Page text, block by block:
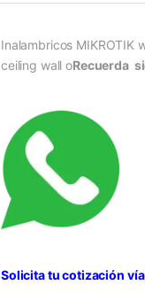
Inalambricos MIKROTIK
ceiling wall oRecuerda
Solicita tu cotización